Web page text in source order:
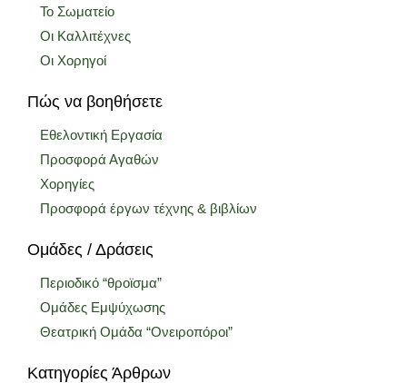
Το Σωματείο
Οι Καλλιτέχνες
Οι Χορηγοί
Πώς να βοηθήσετε
Εθελοντική Εργασία
Προσφορά Αγαθών
Χορηγίες
Προσφορά έργων τέχνης & βιβλίων
Ομάδες / Δράσεις
Περιοδικό “θροϊσμα”
Ομάδες Εμψύχωσης
Θεατρική Ομάδα “Ονειροπόροι”
Κατηγορίες Άρθρων